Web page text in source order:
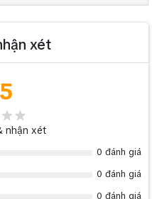
In/Out, USB
/ MJPEG
tích hợp, hỗ trợ Remote
xét
nhận xét
0 đánh giá
0 đánh giá
0 đánh giá